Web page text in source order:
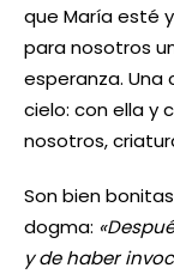
que María esté
para nosotros
esperanza. Una
cielo: con ella y
nosotros,
Son bien
dogma:
y de haber